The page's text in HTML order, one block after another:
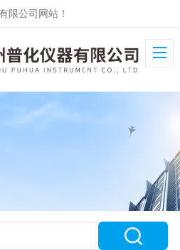
限公司网站！